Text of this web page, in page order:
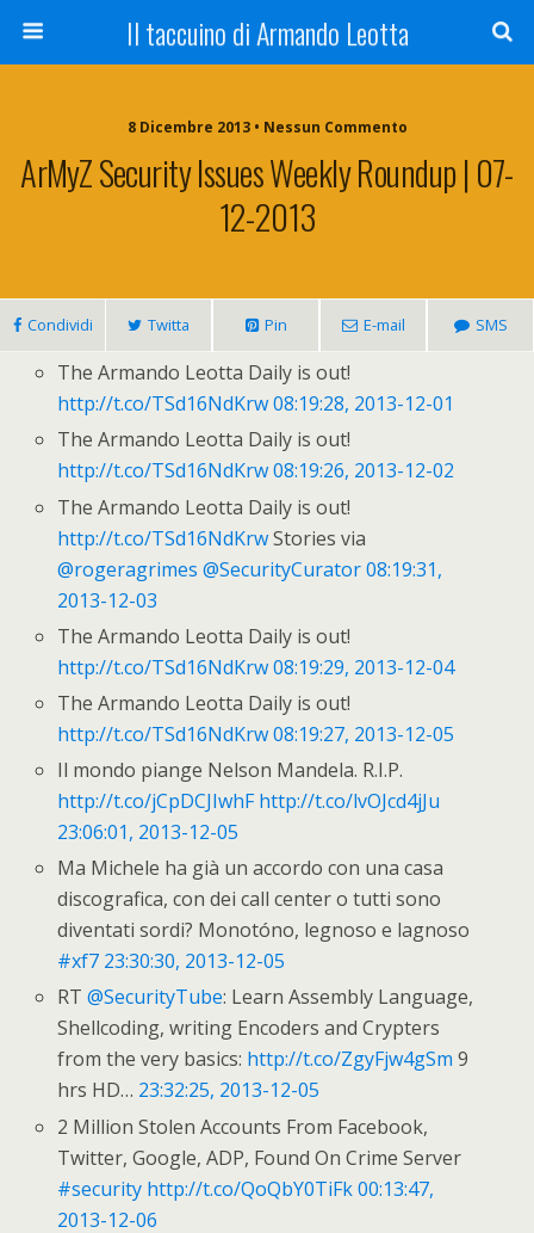
Il taccuino di Armando Leotta
8 Dicembre 2013 • Nessun Commento
ArMyZ Security Issues Weekly Roundup | 07-
12-2013
Condividi Twitta Pin E-mail SMS
The Armando Leotta Daily is out!
http://t.co/TSd16NdKrw 08:19:28, 2013-12-01
The Armando Leotta Daily is out!
http://t.co/TSd16NdKrw 08:19:26, 2013-12-02
The Armando Leotta Daily is out!
http://t.co/TSd16NdKrwStories via
@rogeragrimes @SecurityCurator 08:19:31,
2013-12-03
The Armando Leotta Daily is out!
http://t.co/TSd16NdKrw 08:19:29, 2013-12-04
The Armando Leotta Daily is out!
http://t.co/TSd16NdKrw 08:19:27, 2013-12-05
Il mondo piange Nelson Mandela. R.I.P.
http://t.co/jCpDCJIwhF http://t.co/lvOJcd4jJu
23:06:01, 2013-12-05
Ma Michele ha già un accordo con una casa
discografica, con dei call center o tutti sono
diventati sordi? Monotóno, legnoso e lagnoso
#xf7 23:30:30, 2013-12-05
RT@SecurityTube: Learn Assembly Language,
Shellcoding, writing Encoders and Crypters
from the very basics: http://t.co/ZgyFjw4gSm 9
hrs HD… 23:32:25, 2013-12-05
2 Million Stolen Accounts From Facebook,
Twitter, Google, ADP, Found On Crime Server
#security http://t.co/QoQbY0TiFk 00:13:47,
2013-12-06